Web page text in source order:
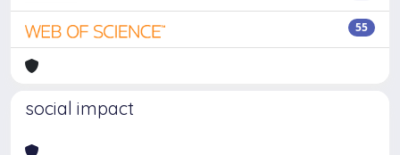
55
social impact